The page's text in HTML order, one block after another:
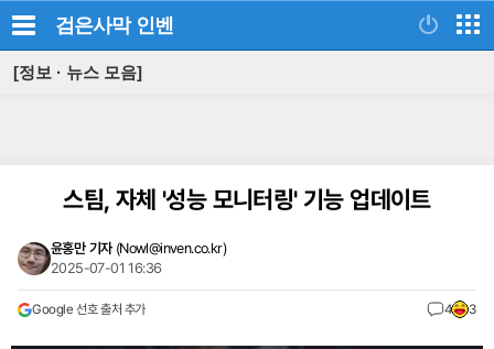
검은사막 인벤
[정보 · 뉴스 모음]
스팀, 자체 '성능 모니터링' 기능 업데이트
윤홍만 기자 (Nowl@inven.co.kr)
2025-07-01 16:36
Google 선호 출처 추가 4 3